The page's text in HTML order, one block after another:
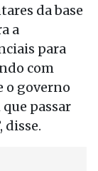
da base
a
para
com
o governo
passar
disse.